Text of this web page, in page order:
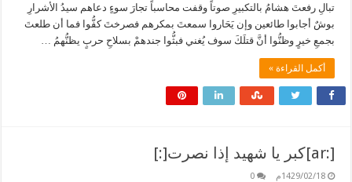
تبالِ رفعتَ هشامُ بالتكبيرِ صوتاً وقفت محاسباً تجارَ سوءٍ دعاهم سيدُ الأشرارِ
بوشٌ أجابوا طائعين وإن يَحَاروا سمعتَ بمكرهم فصرختَ كفُّوا فما أن طلعتَ
بجمعِ خيرٍ وظنُّوا أنَّ قتلَكَ سوف يُغني فبثُّوا جندهمْ بسلاحِ حربٍ يظنُّهمُ …
أكمل القراءة »
[:ar]كبر يا شهيد إذا نصرت[:]
1429/02/18م 0